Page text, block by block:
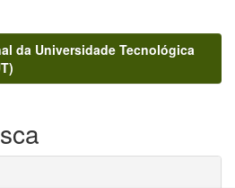
da Universidade Tecnológica